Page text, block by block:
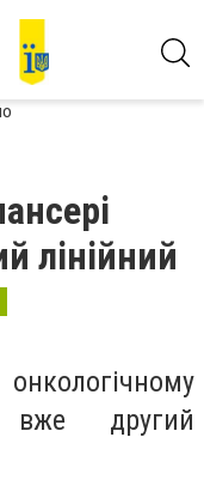
лінійний
вже другий